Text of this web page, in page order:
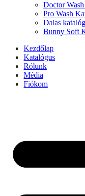
Doctor
Pro Wash
Dalas
Bunny Soft
Kezdőlap
Katalógus
Rólunk
Média
Fiókom